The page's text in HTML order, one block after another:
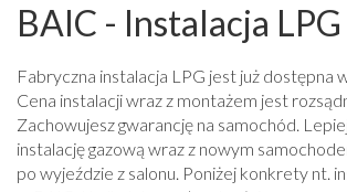
BAIC - Instalacja LPG
Fabryczna instalacja LPG jest już dostępna
Cena instalacji wraz z montażem jest
Zachowujesz gwarancję na samochód.
instalację gazową wraz z nowym
po wyjeździe z salonu. Poniżej konkrety nt.